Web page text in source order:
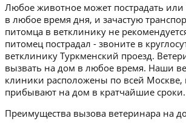
Любое животное может пострадать или
в любое время дня, и зачастую
питомца в ветклинику не
питомец пострадал - звоните в
ветклинику Туркменский проезд.
вызвать на дом в любое время. Наши
клиники расположены по всей Москве,
прибывают на дом в кратчайшие сроки.
Преимущества вызова ветеринара на